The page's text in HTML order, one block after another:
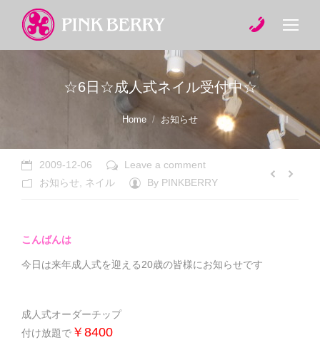
☆6日☆成人式ネイル受付中☆
Home お知らせ
2009-12-06
Leave a comment
お知らせ
ネイル By PINKBERRY
こんばんは
今日は来年成人式を迎える20歳の皆様にお知らせです
成人式オーダーチップ
付け放題で ￥8400